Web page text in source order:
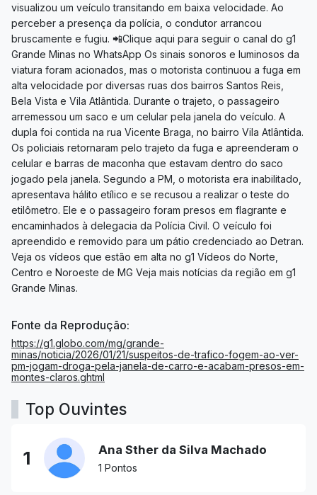
visualizou um veículo transitando em baixa velocidade. Ao
perceber a presença da polícia, o condutor arrancou
bruscamente e fugiu. 📲Clique aqui para seguir o canal do g1
Grande Minas no WhatsApp Os sinais sonoros e luminosos da
viatura foram acionados, mas o motorista continuou a fuga em
alta velocidade por diversas ruas dos bairros Santos Reis,
Bela Vista e Vila Atlântida. Durante o trajeto, o passageiro
arremessou um saco e um celular pela janela do veículo. A
dupla foi contida na rua Vicente Braga, no bairro Vila Atlântida.
Os policiais retornaram pelo trajeto da fuga e apreenderam o
celular e barras de maconha que estavam dentro do saco
jogado pela janela. Segundo a PM, o motorista era inabilitado,
apresentava hálito etílico e se recusou a realizar o teste do
etilômetro. Ele e o passageiro foram presos em flagrante e
encaminhados à delegacia da Polícia Civil. O veículo foi
apreendido e removido para um pátio credenciado ao Detran.
Veja os vídeos que estão em alta no g1 Vídeos do Norte,
Centro e Noroeste de MG Veja mais notícias da região em g1
Grande Minas.
Fonte da Reprodução:
https://g1.globo.com/mg/grande-
minas/noticia/2026/01/21/suspeitos-de-trafico-fogem-ao-ver-
pm-jogam-droga-pela-janela-de-carro-e-acabam-presos-em-
montes-claros.ghtml
Top Ouvintes
1 Ana Sther da Silva Machado
1 Pontos